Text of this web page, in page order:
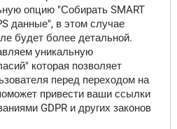
опцию "Собирать SMART
данные", в этом случае
будет более детальной.
уникальную
которая позволяет
перед переходом на
привести ваши ссылки
GDPR и других законов